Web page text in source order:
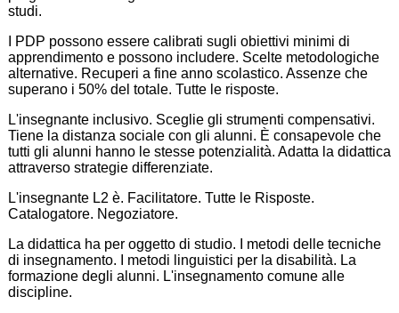
studi.
I PDP possono essere calibrati sugli obiettivi minimi di
apprendimento e possono includere. Scelte metodologiche
alternative. Recuperi a fine anno scolastico. Assenze che
superano i 50% del totale. Tutte le risposte.
L'insegnante inclusivo. Sceglie gli strumenti compensativi.
Tiene la distanza sociale con gli alunni. È consapevole che
tutti gli alunni hanno le stesse potenzialità. Adatta la didattica
attraverso strategie differenziate.
L'insegnante L2 è. Facilitatore. Tutte le Risposte.
Catalogatore. Negoziatore.
La didattica ha per oggetto di studio. I metodi delle tecniche
di insegnamento. I metodi linguistici per la disabilità. La
formazione degli alunni. L'insegnamento comune alle
discipline.